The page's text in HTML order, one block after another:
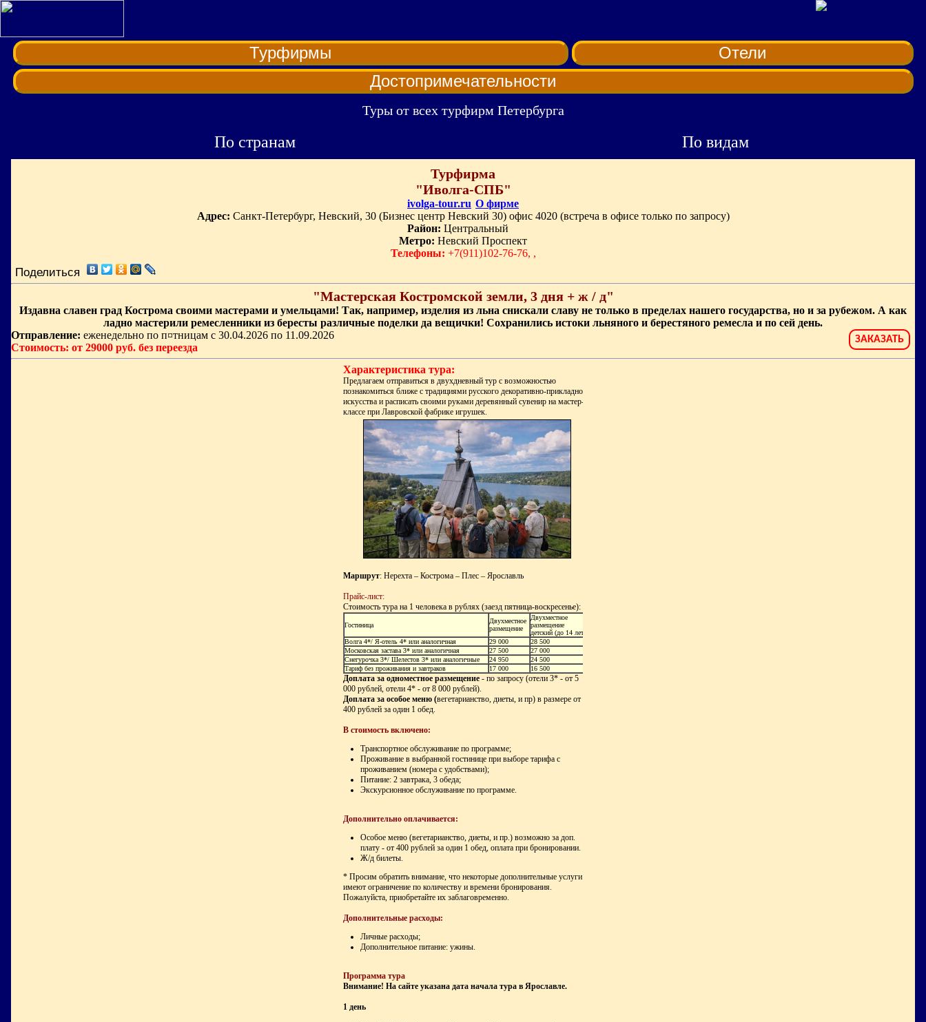
Турфирмы
Отели
Достопримечательности
Туры от всех турфирм Петербурга
По странам По видам
Турфирма
"Иволга-СПБ"
ivolga-tour.ru О фирме
Адрес: Санкт-Петербург, Невский, 30 (Бизнес центр Невский 30) офис 4020 (встреча в офисе только по запросу)
Район: Центральный
Метро: Невский Проспект
Телефоны: +7(911)102-76-76, ,
Поделиться
"Мастерская Костромской земли, 3 дня + ж / д"
Издавна славен град Кострома своими мастерами и умельцами! Так, например, изделия из льна снискали славу не только в пределах нашего государства, но и за рубежом. А как
ладно мастерили ремесленники из бересты различные поделки да вещички! Сохранились истоки льняного и берестяного ремесла и по сей день.
ЗАКАЗАТЬ
Отправление: еженедельно по п¤тницам с 30.04.2026 по 11.09.2026
Стоимость: от 29000 руб. без переезда
Характеристика тура:
Предлагаем отправиться в двухдневный тур с возможностью
познакомиться ближе с традициями русского декоративно-прикладного
искусства и расписать своими руками деревянный сувенир на мастер-
классе при Лавровской фабрике игрушек.
Маршрут: Нерехта – Кострома – Плес – Ярославль
Прайс-лист:
Стоимость тура на 1 человека в рублях (заезд пятница-воскресенье):
Гостиница
Двухместное
размещение
Двухместное
размещение
детский (до 14 лет)
Волга 4*/ Я-отель 4* или аналогичная
29 000
28 500
Московская застава 3* или аналогичная
27 500
27 000
Снегурочка 3*/ Шелестов 3* или аналогичные
24 950
24 500
Тариф без проживания и завтраков
17 000 16 500
Доплата за одноместное размещение - по запросу (отели 3* - от 5
000 рублей, отели 4* - от 8 000 рублей).
Доплата за особое меню (вегетарианство, диеты, и пр) в размере от
400 рублей за один 1 обед.
В стоимость включено:
Транспортное обслуживание по программе;
Проживание в выбранной гостинице при выборе тарифа с
проживанием (номера с удобствами);
Питание: 2 завтрака, 3 обеда;
Экскурсионное обслуживание по программе.
Дополнительно оплачивается:
Особое меню (вегетарианство, диеты, и пр.) возможно за доп.
плату - от 400 рублей за один 1 обед, оплата при бронировании.
Ж/д билеты.
* Просим обратить внимание, что некоторые дополнительные услуги
имеют ограничение по количеству и времени бронирования.
Пожалуйста, приобретайте их заблаговременно.
Дополнительные расходы:
Личные расходы;
Дополнительное питание: ужины.
Программа тура
Внимание! На сайте указана дата начала тура в Ярославле.
1 день